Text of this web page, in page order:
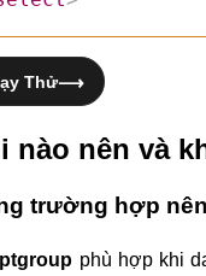
Thử
nào nên và
trường hợp
phù hợp khi